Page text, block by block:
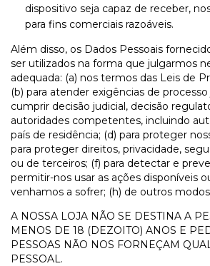
dispositivo seja capaz de receber,
para fins comerciais razoáveis.
Além disso, os Dados Pessoais
ser utilizados na forma que julgarmos
adequada: (a) nos termos das Leis de
(b) para atender exigências de processo
cumprir decisão judicial, decisão
autoridades competentes, incluindo
país de residência; (d) para proteger
para proteger direitos, privacidade,
ou de terceiros; (f) para detectar e
permitir-nos usar as ações disponíveis
venhamos a sofrer; (h) de outros
A NOSSA LOJA NÃO SE DESTINA A
MENOS DE 18 (DEZOITO) ANOS E
PESSOAS NÃO NOS FORNEÇAM
PESSOAL.